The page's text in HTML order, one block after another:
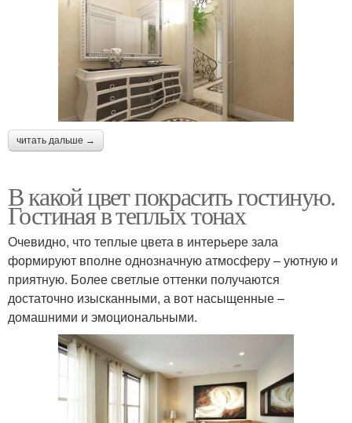
читать дальше →
В какой цвет покрасить гостиную.
Гостиная в теплых тонах
Очевидно, что теплые цвета в интерьере зала
формируют вполне однозначную атмосферу – уютную и
приятную. Более светлые оттенки получаются
достаточно изысканными, а вот насыщенные –
домашними и эмоциональными.